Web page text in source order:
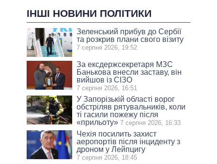
ІНШІ НОВИНИ ПОЛІТИКИ
Зеленський прибув до Сербії
та розкрив плани свого візиту
7 серпня 2026, 19:52
За ексдержсекретаря МЗС
Банькова внесли заставу, він
вийшов із СІЗО
7 серпня 2026, 16:51
У Запорізькій області ворог
обстріляв рятувальників, коли
ті гасили пожежу після
«прильоту» 7 серпня 2026, 16:33
Чехія посилить захист
аеропортів після інциденту з
дроном у Лейпцигу
7 серпня 2026, 18:45